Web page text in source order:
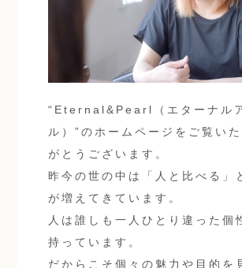
“Eternal&Pearl（エターナル
ル）”のホームページをご覧いた
がとうございます。
昨今の世の中は「人と比べる」
が増えてきています。
人は誰しも一人ひとり違った個
持っています。
だからこそ個々の魅力や目的を